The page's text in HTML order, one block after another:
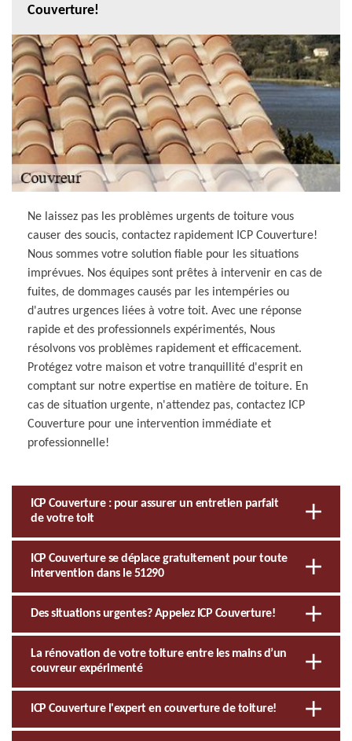
Couverture!
Ne laissez pas les problèmes urgents de toiture vous
causer des soucis, contactez rapidement ICP Couverture!
Nous sommes votre solution fiable pour les situations
imprévues. Nos équipes sont prêtes à intervenir en cas de
fuites, de dommages causés par les intempéries ou
d'autres urgences liées à votre toit. Avec une réponse
rapide et des professionnels expérimentés, Nous
résolvons vos problèmes rapidement et efficacement.
Protégez votre maison et votre tranquillité d'esprit en
comptant sur notre expertise en matière de toiture. En
cas de situation urgente, n'attendez pas, contactez ICP
Couverture pour une intervention immédiate et
professionnelle!
ICP Couverture : pour assurer un entretien parfait
de votre toit
ICP Couverture se déplace gratuitement pour toute
intervention dans le 51290
Des situations urgentes? Appelez ICP Couverture!
La rénovation de votre toiture entre les mains d’un
couvreur expérimenté
ICP Couverture l'expert en couverture de toiture!